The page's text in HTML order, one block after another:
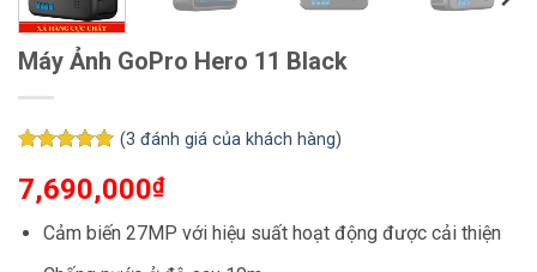
Máy Ảnh GoPro Hero 11 Black
dựa trên
đánh giá
(3 đánh giá của khách hàng)
7,690,000₫
Cảm biến 27MP với hiệu suất hoạt động được cải thiện